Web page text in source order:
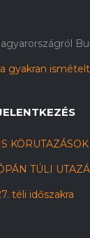
a gyakran
KÖRUTAZÁSOK
TÚLI
téli időszakra